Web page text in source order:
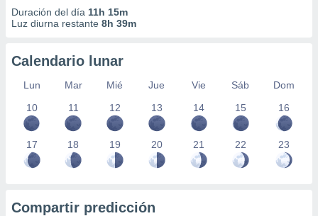
Duración del día 11h 15m
Luz diurna restante 8h 39m
Calendario lunar
Lun Mar Mié Jue Vie Sáb
Dom
10
11 12 13 14 15 16
17 18 19 20 21 22 23
Compartir predicción